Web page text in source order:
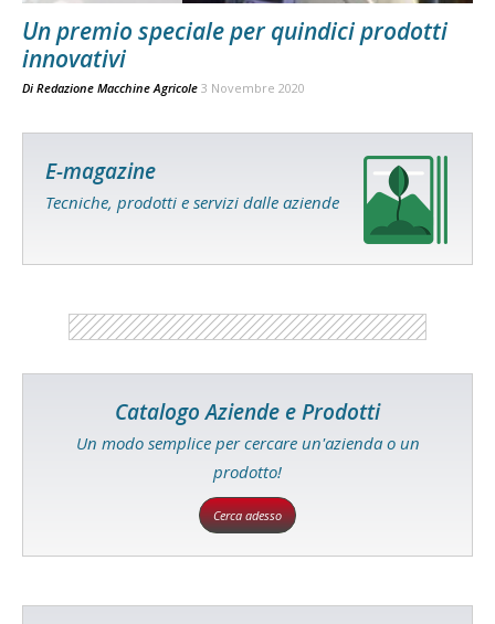
Un premio speciale per quindici prodotti
innovativi
Di Redazione Macchine Agricole 3 Novembre 2020
E-magazine
Tecniche, prodotti e servizi dalle aziende
Catalogo Aziende e Prodotti
Un modo semplice per cercare un'azienda o un
prodotto!
Cerca adesso